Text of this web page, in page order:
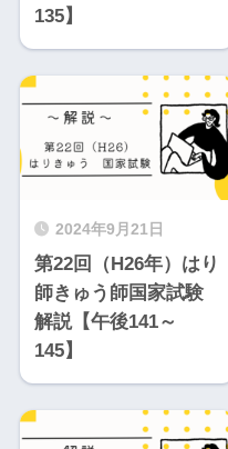
135】
2024年9月21日
第22回（H26年）はり
師きゅう師国家試験
解説【午後141～
145】